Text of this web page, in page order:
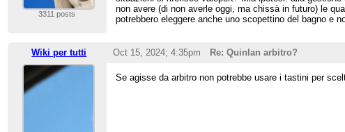
3311 posts
non avere (di non averle oggi, ma chissà in futuro) le
potrebbero eleggere anche uno scopettino del bagno e
Wiki per tutti Oct 15, 2024; 4:35pm Re: Quinlan arbitro?
Se agisse da arbitro non potrebbe usare i tastini per